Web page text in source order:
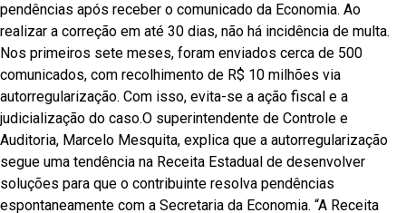
pendências após receber o comunicado da Economia. Ao
realizar a correção em até 30 dias, não há incidência de multa.
Nos primeiros sete meses, foram enviados cerca de 500
comunicados, com recolhimento de R$ 10 milhões via
autorregularização. Com isso, evita-se a ação fiscal e a
judicialização do caso.O superintendente de Controle e
Auditoria, Marcelo Mesquita, explica que a autorregularização
segue uma tendência na Receita Estadual de desenvolver
soluções para que o contribuinte resolva pendências
espontaneamente com a Secretaria da Economia. “A Receita